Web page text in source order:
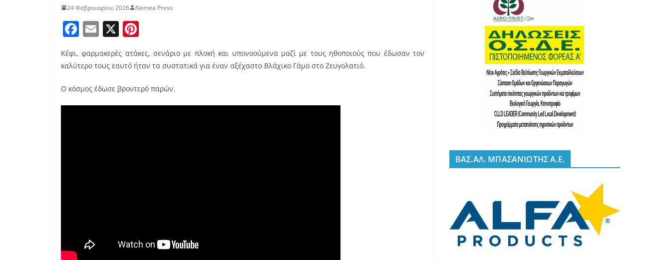
24 Φεβρουαρίου 2026 Nemea Press
F
c
e
b
o
E
ai
X
er
st
Κέφι, φαρμακερές ατάκες, σενάριο με πλοκή και υπονοούμενα μαζί με τους ηθοποιούς που έδωσαν τον
καλύτερο τους εαυτό ήταν τα συστατικά για έναν αξέχαστο Βλάχικο Γάμο στο Ζευγολατιό.
Ο κόσμος έδωσε βροντερό παρών.
BΑΣ.ΑΛ. ΜΠΑΣΑΝΙΩΤΗΣ Α.Ε.